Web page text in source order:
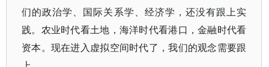
们的政治学、国际关系学、经济学，还没有跟上实
践。农业时代看土地，海洋时代看港口，金融时代看
资本。现在进入虚拟空间时代了，我们的观念需要跟